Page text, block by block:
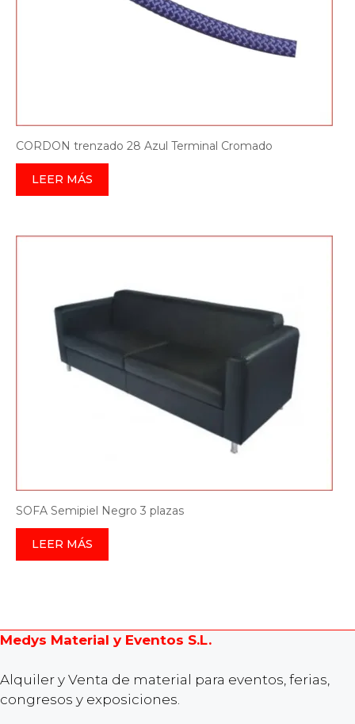
CORDON trenzado 28 Azul Terminal Cromado
LEER MÁS
SOFA Semipiel Negro 3 plazas
LEER MÁS
Medys Material y Eventos S.L.
Alquiler y Venta de material para eventos, ferias,
congresos y exposiciones.